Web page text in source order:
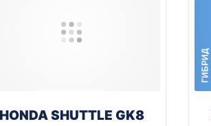
HONDA SHUTTLE GK8
ГИБРИД